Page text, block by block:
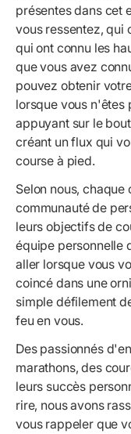
présentes dans cet
vous ressentez, qui
qui ont connu les
que vous avez
pouvez obtenir
lorsque vous n'êtes
appuyant sur le
créant un flux qui
course à pied.
Selon nous,
communauté de
leurs objectifs de
équipe personnelle
aller lorsque vous
coincé dans une
simple défilement
feu en vous.
Des passionnés
marathons, des
leurs succès
rire, nous avons
vous rappeler que